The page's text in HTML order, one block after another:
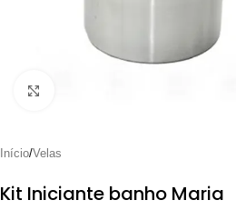
Início/Velas
Kit Iniciante banho Maria